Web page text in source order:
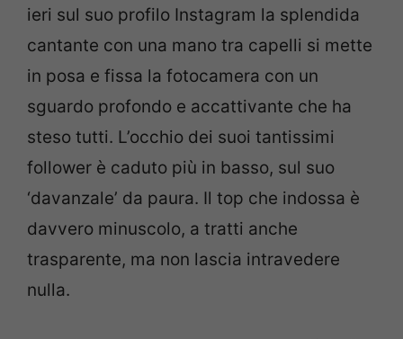
ieri sul suo profilo Instagram la splendida
cantante con una mano tra capelli si mette
in posa e fissa la fotocamera con un
sguardo profondo e accattivante che ha
steso tutti. L’occhio dei suoi tantissimi
follower è caduto più in basso, sul suo
‘davanzale’ da paura. Il top che indossa è
davvero minuscolo, a tratti anche
trasparente, ma non lascia intravedere
nulla.